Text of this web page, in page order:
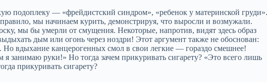
подоплеку — «фрейдистский синдром», «ребенок у материнской
мы начинаем курить, демонстрируя, что выросли и возмужали.
мы бы умерли от смущения. Некоторые, напротив, видят здесь образ
дым или огонь через ноздри! Этот аргумент также не обоснован:
Но вдыхание канцерогенных смол в свои легкие — гораздо смешнее!
занимаю руки!» Но тогда зачем прикуривать сигарету? «Это всего лишь
прикуривать сигарету?